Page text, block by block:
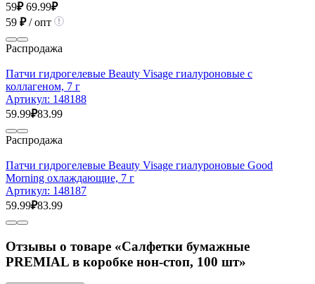
59₽ 69.99₽
59 ₽/ опт
Распродажа
Патчи гидрогелевые Beauty Visage гиалуроновые с
коллагеном, 7 г
Артикул: 148188
59.99₽83.99
Распродажа
Патчи гидрогелевые Beauty Visage гиалуроновые Good
Morning охлаждающие, 7 г
Артикул: 148187
59.99₽83.99
Отзывы о товаре «Салфетки бумажные
PREMIAL в коробке нон-стоп, 100 шт»